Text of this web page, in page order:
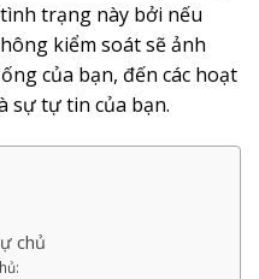
trạng này bởi nếu
kiểm soát sẽ ảnh
của bạn, đến các hoạt
sự tự tin của bạn.
chủ